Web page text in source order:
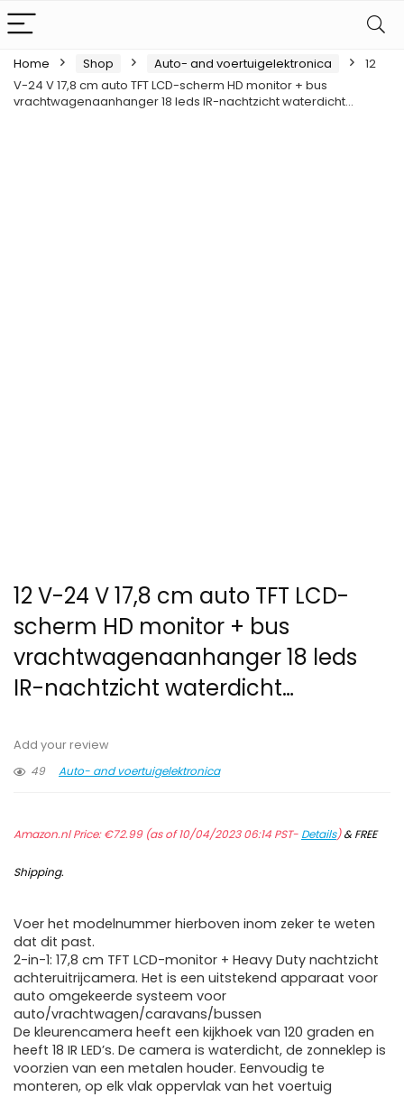
Home Shop Auto- and voertuigelektronica
12
V-24 V 17,8 cm auto TFT LCD-scherm HD monitor + bus
vrachtwagenaanhanger 18 leds IR-nachtzicht waterdicht…
12 V-24 V 17,8 cm auto TFT LCD-
scherm HD monitor + bus
vrachtwagenaanhanger 18 leds
IR-nachtzicht waterdicht…
Add your review
49
Auto- and voertuigelektronica
Amazon.nl Price:€72.99(as of 10/04/2023 06:14 PST- Details)&FREE
Shipping.
Voer het modelnummer hierboven inom zeker te weten
dat dit past.
2-in-1: 17,8 cm TFT LCD-monitor + Heavy Duty nachtzicht
achteruitrijcamera. Het is een uitstekend apparaat voor
auto omgekeerde systeem voor
auto/vrachtwagen/caravans/bussen
De kleurencamera heeft een kijkhoek van 120 graden en
heeft 18 IR LED’s. De camera is waterdicht, de zonneklep is
voorzien van een metalen houder. Eenvoudig te
monteren, op elk vlak oppervlak van het voertuig